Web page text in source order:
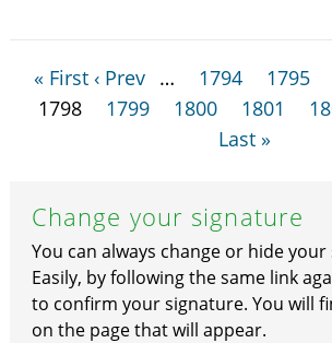
« First ‹ Prev … 1794 1795
1798
1799 1800 1801
Last »
Change your signature
You can always change or hide
Easily, by following the same link
to confirm your signature. You will
on the page that will appear.